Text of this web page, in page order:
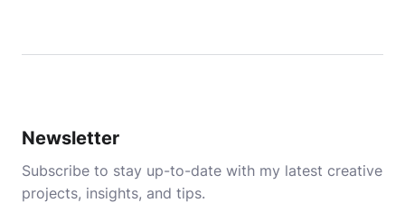
Newsletter
Subscribe to stay up-to-date with my latest creative
projects, insights, and tips.